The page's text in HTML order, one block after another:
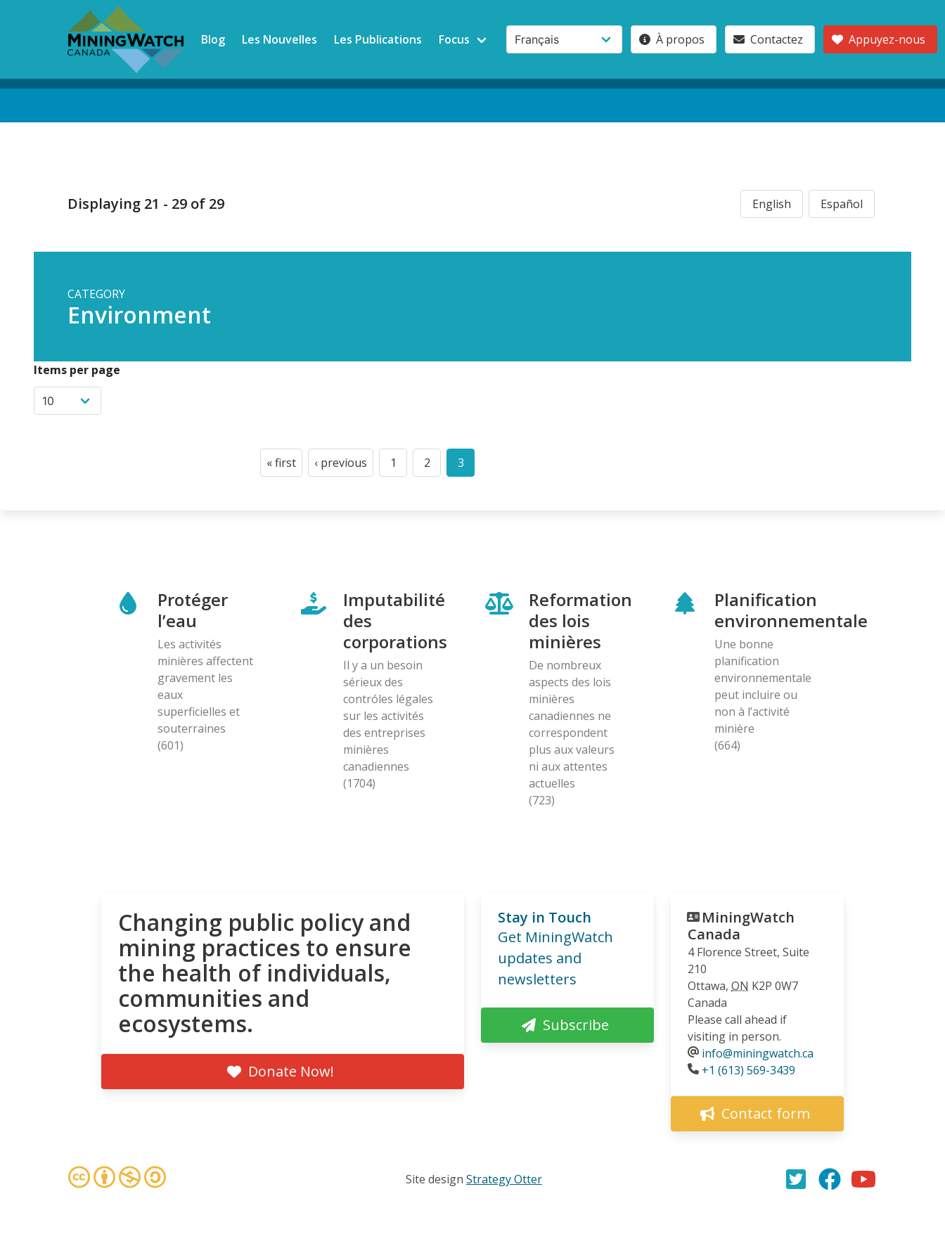
Blog Les Nouvelles Les Publications Focus À propos Contactez Appuyez-nous
Displaying 21 - 29 of 29 English Español
CATEGORY
Environment
Items per page
Pagination
First
« first
Previous
‹ previous
Page
1
Page
2
Current
3
Protéger
l’eau
Les activités
minières affectent
gravement les
eaux
superficielles et
souterraines
(601)
Imputabilité
des
corporations
Il y a un besoin
sérieux des
contróles légales
sur les activités
des entreprises
minières
canadiennes
(1704)
Reformation
des lois
minières
De nombreux
aspects des lois
minières
canadiennes ne
correspondent
plus aux valeurs
ni aux attentes
actuelles
(723)
Planification
environnementale
Une bonne
planification
environnementale
peut incluire ou
non à l’activité
minière
(664)
Changing public policy and
mining practices to ensure
the health of individuals,
communities and
ecosystems.
Donate Now!
Stay in Touch
Get MiningWatch
updates and
newsletters
Subscribe
MiningWatch
Canada
4 Florence Street, Suite
210
Ottawa, ON K2P 0W7
Canada
Please call ahead if
visiting in person.
info@miningwatch.ca
Phone
+1 (613) 569-3439
Contact form
Site design Strategy Otter